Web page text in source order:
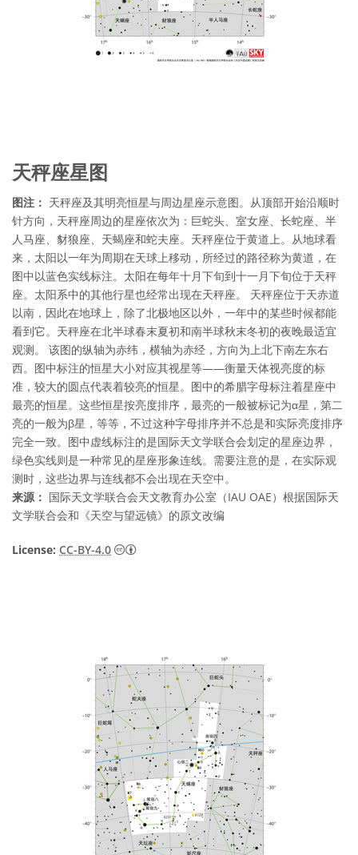
天秤座星图
图注： 天秤座及其明亮恒星与周边星座示意图。从顶部开始沿顺时
针方向，天秤座周边的星座依次为：巨蛇头、室女座、长蛇座、半
人马座、豺狼座、天蝎座和蛇夫座。天秤座位于黄道上。从地球看
来，太阳以一年为周期在天球上移动，所经过的路径称为黄道，在
图中以蓝色实线标注。太阳在每年十月下旬到十一月下旬位于天秤
座。太阳系中的其他行星也经常出现在天秤座。 天秤座位于天赤道
以南，因此在地球上，除了北极地区以外，一年中的某些时候都能
看到它。天秤座在北半球春末夏初和南半球秋末冬初的夜晚最适宜
观测。 该图的纵轴为赤纬，横轴为赤经，方向为上北下南左东右
西。图中标注的恒星大小对应其视星等——衡量天体视亮度的标
准，较大的圆点代表着较亮的恒星。图中的希腊字母标注着星座中
最亮的恒星。这些恒星按亮度排序，最亮的一般被标记为α星，第二
亮的一般为β星，等等，不过这种字母排序并不总是和实际亮度排序
完全一致。图中虚线标注的是国际天文学联合会划定的星座边界，
绿色实线则是一种常见的星座形象连线。需要注意的是，在实际观
测时，这些边界与连线都不会出现在天空中。
来源： 国际天文学联合会天文教育办公室（IAU OAE）根据国际天
文学联合会和《天空与望远镜》的原文改编
License: CC-BY-4.0 知识共享许可协议 署名 4.0 国际 (CC BY